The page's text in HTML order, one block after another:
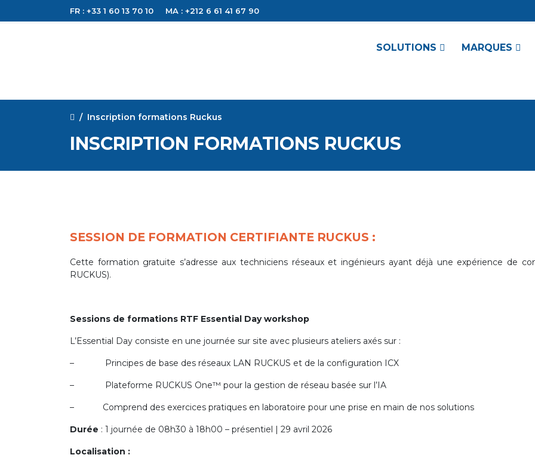
FR : +33 1 60 13 70 10 MA : +212 6 61 41 67 90
SOLUTIONS MARQUES
Inscription formations Ruckus
INSCRIPTION FORMATIONS RUCKUS
SESSION DE FORMATION CERTIFIANTE RUCKUS :
Cette formation gratuite s’adresse aux techniciens réseaux et ingénieurs ayant déjà une expérience de
RUCKUS).
Sessions de formations RTF Essential Day workshop
L’Essential Day consiste en une journée sur site avec plusieurs ateliers axés sur :
– Principes de base des réseaux LAN RUCKUS et de la configuration ICX
– Plateforme RUCKUS One™ pour la gestion de réseau basée sur l’IA
– Comprend des exercices pratiques en laboratoire pour une prise en main de nos solutions
Durée : 1 journée de 08h30 à 18h00 – présentiel | 29 avril 2026
Localisation :